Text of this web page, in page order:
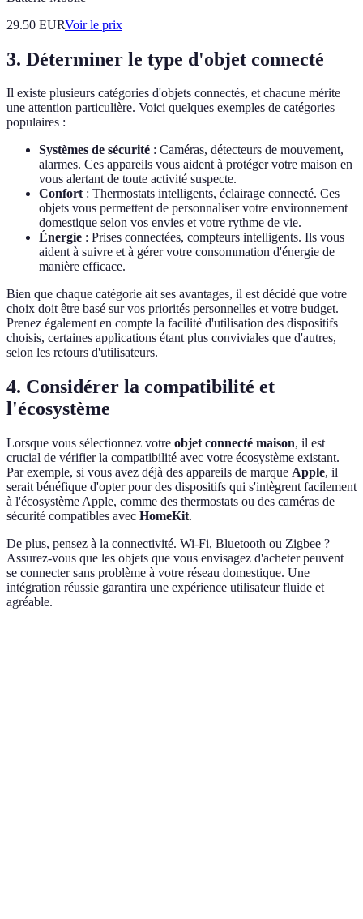
29.50 EURVoir le prix
3. Déterminer le type d'objet connecté
Il existe plusieurs catégories d'objets connectés, et chacune mérite
une attention particulière. Voici quelques exemples de catégories
populaires :
Systèmes de sécurité : Caméras, détecteurs de mouvement,
alarmes. Ces appareils vous aident à protéger votre maison en
vous alertant de toute activité suspecte.
Confort: Thermostats intelligents, éclairage connecté. Ces
objets vous permettent de personnaliser votre environnement
domestique selon vos envies et votre rythme de vie.
Énergie : Prises connectées, compteurs intelligents. Ils vous
aident à suivre et à gérer votre consommation d'énergie de
manière efficace.
Bien que chaque catégorie ait ses avantages, il est décidé que votre
choix doit être basé sur vos priorités personnelles et votre budget.
Prenez également en compte la facilité d'utilisation des dispositifs
choisis, certaines applications étant plus conviviales que d'autres,
selon les retours d'utilisateurs.
4. Considérer la compatibilité et
l'écosystème
Lorsque vous sélectionnez votre objet connecté maison, il est
crucial de vérifier la compatibilité avec votre écosystème existant.
Par exemple, si vous avez déjà des appareils de marque Apple, il
serait bénéfique d'opter pour des dispositifs qui s'intègrent facilement
à l'écosystème Apple, comme des thermostats ou des caméras de
sécurité compatibles avec HomeKit.
De plus, pensez à la connectivité. Wi-Fi, Bluetooth ou Zigbee ?
Assurez-vous que les objets que vous envisagez d'acheter peuvent
se connecter sans problème à votre réseau domestique. Une
intégration réussie garantira une expérience utilisateur fluide et
agréable.